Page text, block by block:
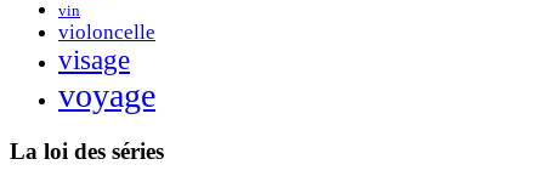
vin
violoncelle
visage
voyage
La loi des séries